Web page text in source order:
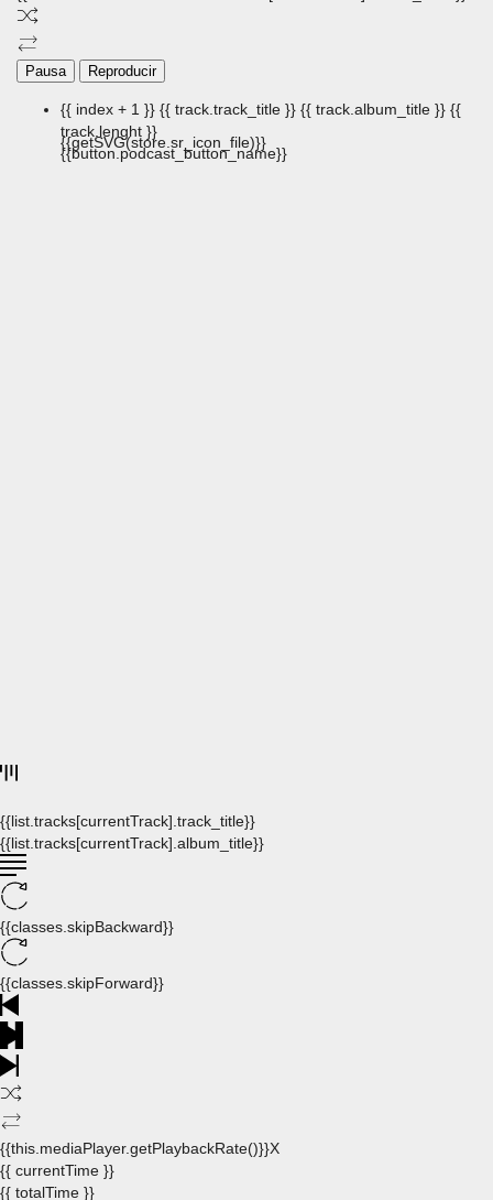
Pausa Reproducir
{{ index + 1 }} {{ track.track_title }} {{ track.album_title }} {{
track.lenght }}
{{getSVG(store.sr_icon_file)}}
{{button.podcast_button_name}}
{{list.tracks[currentTrack].track_title}}
{{list.tracks[currentTrack].album_title}}
{{classes.skipBackward}}
{{classes.skipForward}}
{{this.mediaPlayer.getPlaybackRate()}}X
{{ currentTime }}
{{ totalTime }}